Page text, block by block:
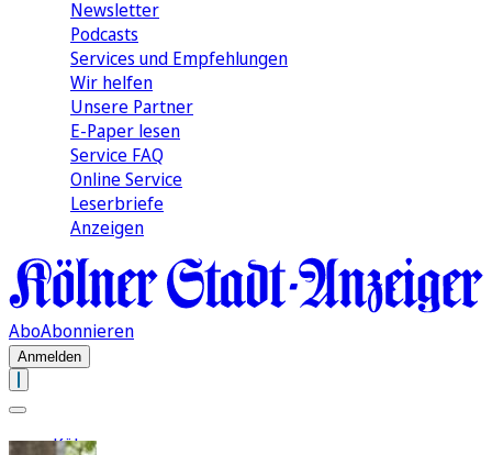
Newsletter
Podcasts
Services und Empfehlungen
Wir helfen
Unsere Partner
E-Paper lesen
Service FAQ
Online Service
Leserbriefe
Anzeigen
AboAbonnieren
Anmelden
Köln